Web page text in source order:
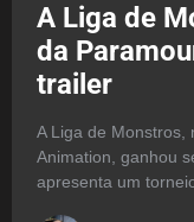
A Liga de
da
trailer
A Liga de Monstros,
Animation, ganhou
apresenta um